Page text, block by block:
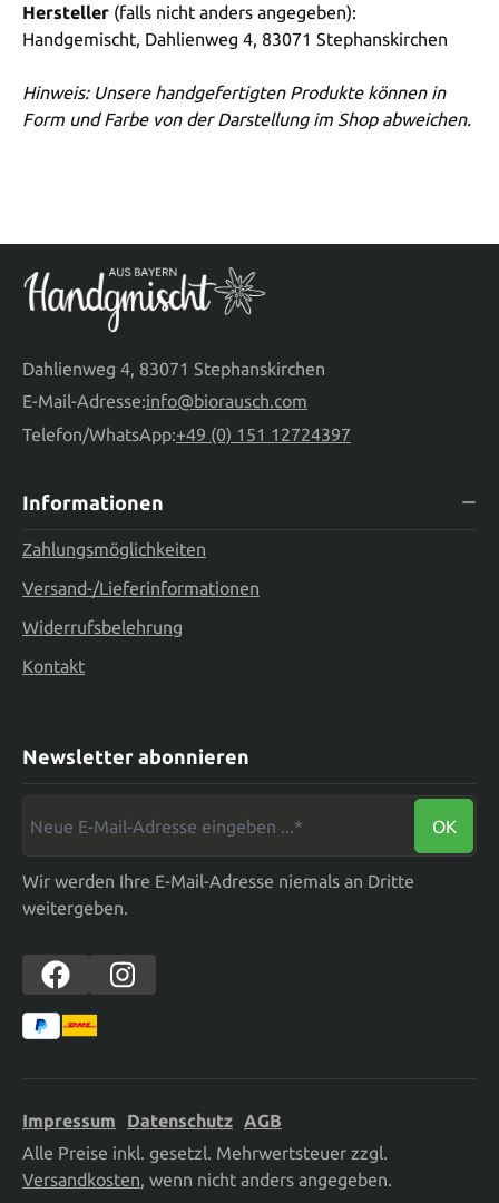
Hersteller (falls nicht anders angegeben):
Handgemischt, Dahlienweg 4, 83071 Stephanskirchen
Hinweis: Unsere handgefertigten Produkte können in
Form und Farbe von der Darstellung im Shop abweichen.
Dahlienweg 4, 83071 Stephanskirchen
E-Mail-Adresse:info@biorausch.com
Telefon/WhatsApp:+49 (0) 151 12724397
Informationen
Zahlungsmöglichkeiten
Versand-/Lieferinformationen
Widerrufsbelehrung
Kontakt
Newsletter abonnieren
OK
Wir werden Ihre E-Mail-Adresse niemals an Dritte
weitergeben.
Impressum Datenschutz AGB
Alle Preise inkl. gesetzl. Mehrwertsteuer zzgl.
Versandkosten, wenn nicht anders angegeben.